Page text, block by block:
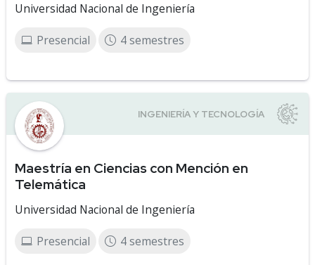
Universidad Nacional de Ingeniería
Presencial 4 semestres
Maestría en Ciencias con Mención en
Telemática
Universidad Nacional de Ingeniería
Presencial 4 semestres